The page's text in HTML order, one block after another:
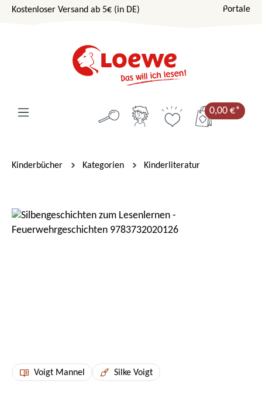
Zum Hauptinhalt springen
Kostenloser Versand ab 5€ (in DE) Portale
0,00 €*
Kinderbücher Kategorien Kinderliteratur
Bildergalerie überspringen
Voigt Mannel Silke Voigt